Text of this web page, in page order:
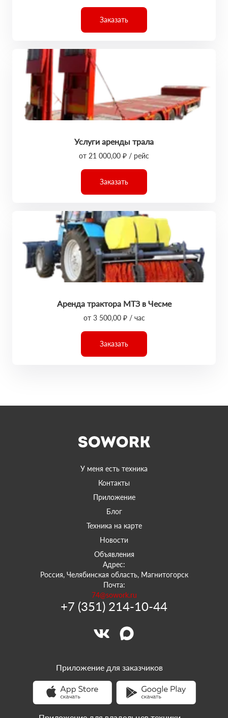
Заказать
Услуги аренды трала
от 21 000,00 ₽ / рейс
Заказать
Аренда трактора МТЗ в Чесме
от 3 500,00 ₽ / час
Заказать
У меня есть техника
Контакты
Приложение
Блог
Техника на карте
Новости
Объявления
Адрес:
Россия, Челябинская область, Магнитогорск
Почта:
74@sowork.ru
+7 (351) 214-10-44
Приложение для заказчиков